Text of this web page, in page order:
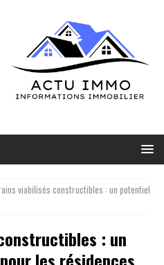
viabilisés constructibles : un potentiel
: un